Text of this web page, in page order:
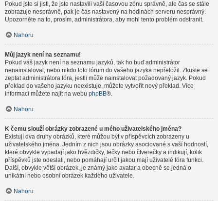
Pokud jste si jisti, že jste nastavili vaši časovou zónu správně, ale čas se stále
zobrazuje nesprávně, pak je čas nastavený na hodinách serveru nesprávný.
Upozorněte na to, prosím, administrátora, aby mohl tento problém odstranit.
Nahoru
Můj jazyk není na seznamu!
Pokud váš jazyk není na seznamu jazyků, tak ho buď administrátor
nenainstaloval, nebo nikdo toto fórum do vašeho jazyka nepřeložil. Zkuste se
zeptat administrátora fóra, jestli může nainstalovat požadovaný jazyk. Pokud
překlad do vašeho jazyku neexistuje, můžete vytvořit nový překlad. Více
informací můžete najít na webu phpBB®.
Nahoru
K čemu slouží obrázky zobrazené u mého uživatelského jména?
Existují dva druhy obrázků, které můžou být v příspěvcích zobrazeny u
uživatelského jména. Jedním z nich jsou obrázky asociované s vaší hodností,
které obvykle vypadají jako hvězdičky, tečky nebo čtverečky a indikují, kolik
příspěvků jste odeslali, nebo pomáhají určit jakou mají uživatelé fóra funkci.
Další, obvykle větší obrázek, je známý jako avatar a obecně se jedná o
unikátní nebo osobní obrázek každého uživatele.
Nahoru